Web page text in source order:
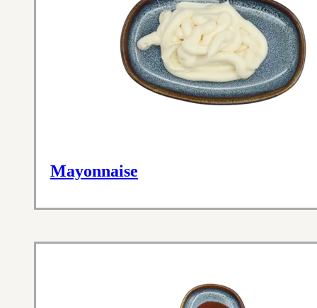
Mayonnaise